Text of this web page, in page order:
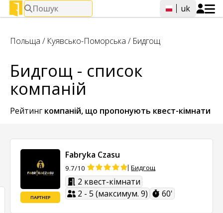
Пошук uk
Польща / Куявсько-Поморська / Бидгощ
Бидгощ - список
компаній
Рейтинг компаній, що пропонують квест-кімнати
ПАРТНЕР
Fabryka Czasu
9.7/10 Бидгощ
2 квест-кімнати
2 - 5 (максимум. 9)
60'